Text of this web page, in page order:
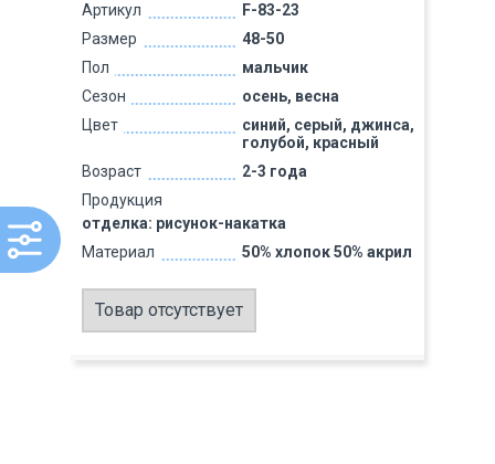
Артикул
F-83-23
Размер
48-50
Пол
мальчик
Сезон
осень, весна
Цвет
синий, серый, джинса,
голубой, красный
Возраст
2-3 года
Продукция
отделка: рисунок-накатка
Материал
50% хлопок 50% акрил
Товар отсутствует